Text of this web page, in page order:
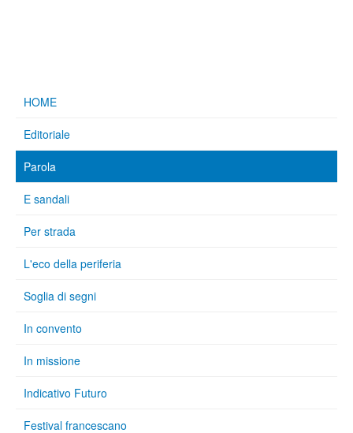
HOME
Editoriale
Parola
E sandali
Per strada
L'eco della periferia
Soglia di segni
In convento
In missione
Indicativo Futuro
Festival francescano